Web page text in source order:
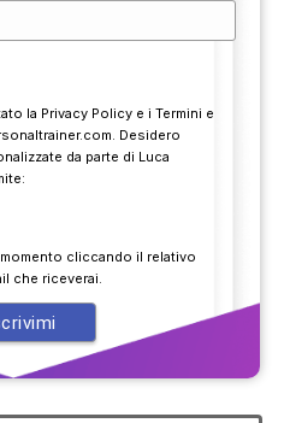
la Privacy Policy e iTermini e
Desidero
da parte di Luca
cliccando il relativo
che riceverai.